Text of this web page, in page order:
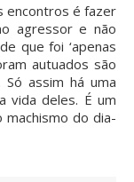
encontros é fazer
agressor e não
que foi ‘apenas
autuados são
assim há uma
vida deles. É um
do dia-